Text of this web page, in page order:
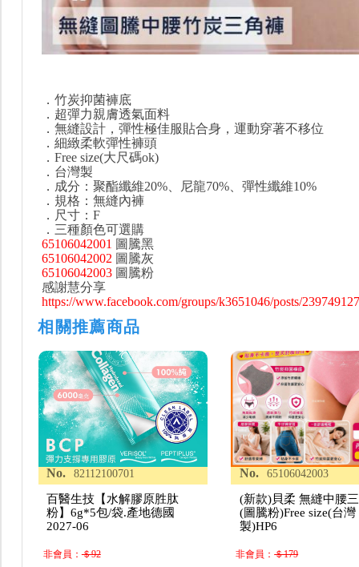
．竹炭抑菌褲底
．超彈力親膚透氣面料
．無縫設計，彈性極佳服貼合身，運動穿著不移位
．細緻柔軟彈性褲頭
．Free size(大尺碼ok)
．台灣製
．成分：聚酯纖維20%、尼龍70%、彈性纖維10%
．規格：無縫內褲
．尺寸：F
．三種顏色可選購
65106042001 圖騰黑
65106042002 圖騰灰
65106042003 圖騰粉
感謝慧分享
https://www.facebook.com/groups/k3651046/posts/
相關推薦商品
No. 82112100701
百醫生技【水解膠原胜肽
粉】6g*5包/袋.產地德國
2027-06
非會員：＄92
No. 65106042003
(新款)貝柔 無縫中腰
(圖騰粉)Free size(台灣
製)HP6
非會員：＄179